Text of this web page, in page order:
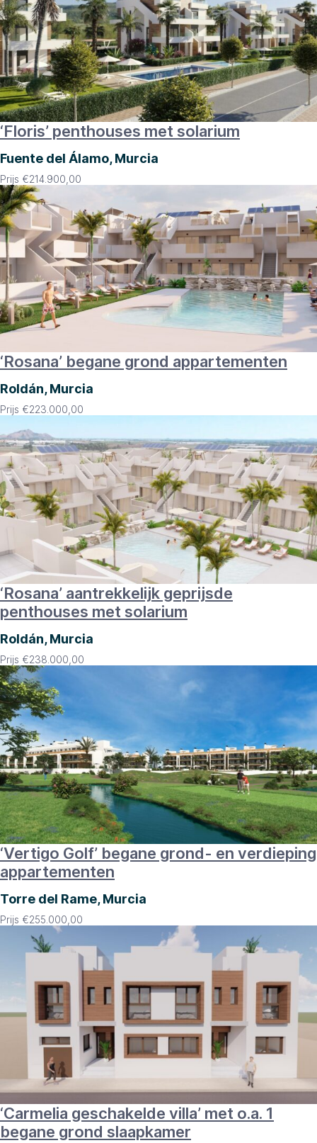
‘Floris’ penthouses met solarium
Fuente del Álamo, Murcia
Prijs €214.900,00
‘Rosana’ begane grond appartementen
Roldán, Murcia
Prijs €223.000,00
‘Rosana’ aantrekkelijk geprijsde
penthouses met solarium
Roldán, Murcia
Prijs €238.000,00
‘Vertigo Golf’ begane grond- en verdieping
appartementen
Torre del Rame, Murcia
Prijs €255.000,00
‘Carmelia geschakelde villa’ met o.a. 1
begane grond slaapkamer